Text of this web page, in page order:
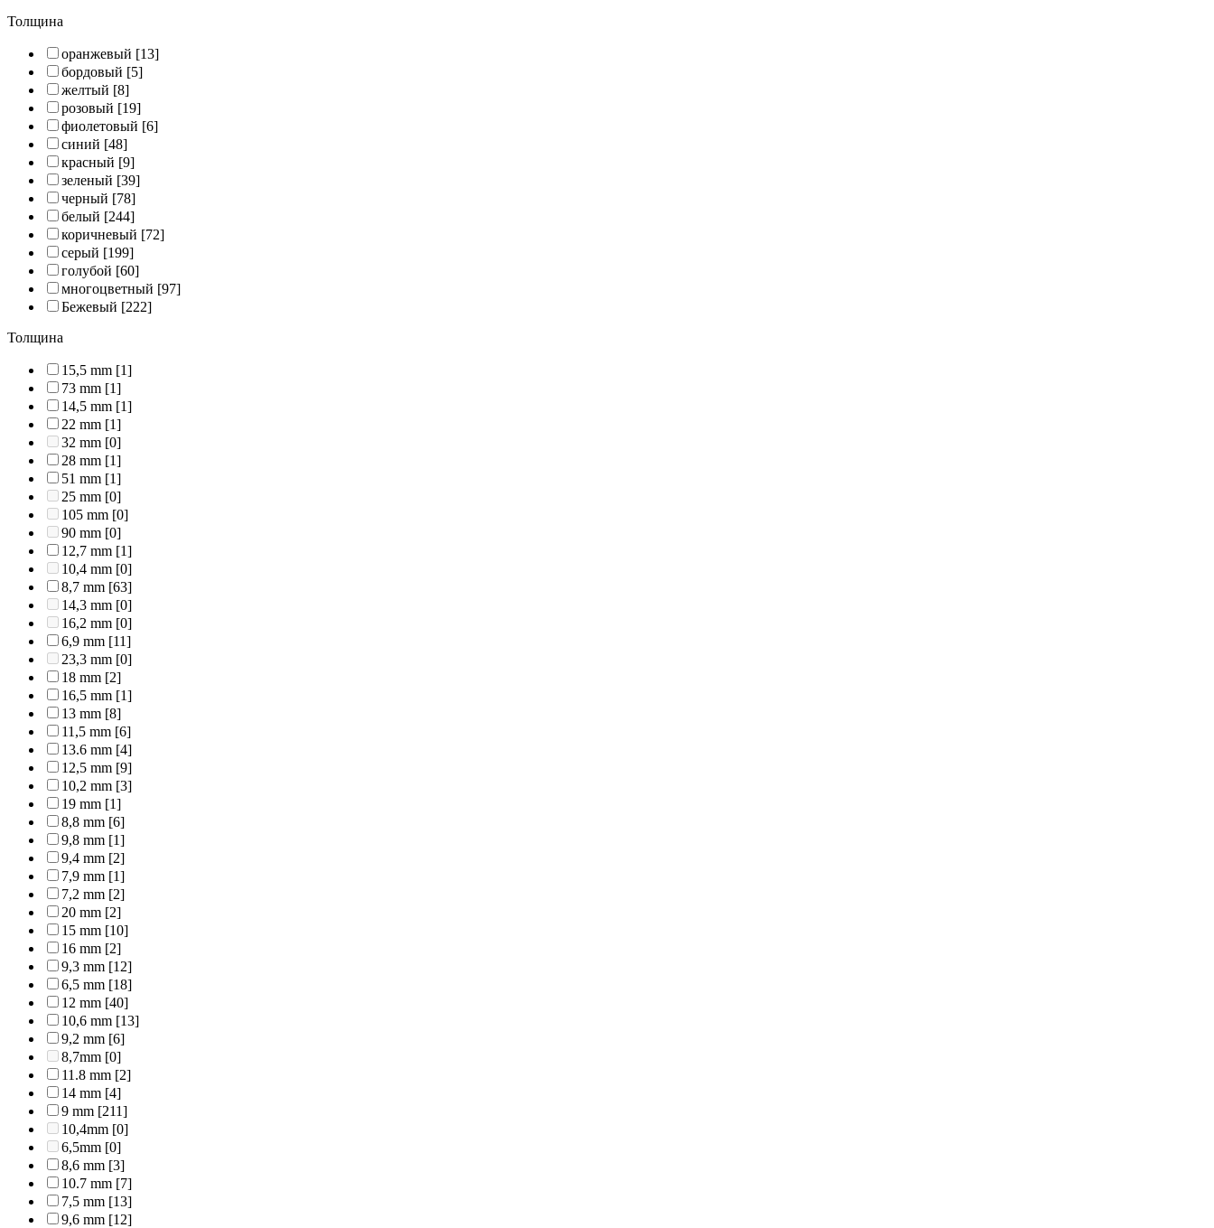
Толщина
оранжевый [13]
бордовый [5]
желтый [8]
розовый [19]
фиолетовый [6]
синий [48]
красный [9]
зеленый [39]
черный [78]
белый [244]
коричневый [72]
серый [199]
голубой [60]
многоцветный [97]
Бежевый [222]
Толщина
15,5 mm [1]
73 mm [1]
14,5 mm [1]
22 mm [1]
32 mm [0]
28 mm [1]
51 mm [1]
25 mm [0]
105 mm [0]
90 mm [0]
12,7 mm [1]
10,4 mm [0]
8,7 mm [63]
14,3 mm [0]
16,2 mm [0]
6,9 mm [11]
23,3 mm [0]
18 mm [2]
16,5 mm [1]
13 mm [8]
11,5 mm [6]
13.6 mm [4]
12,5 mm [9]
10,2 mm [3]
19 mm [1]
8,8 mm [6]
9,8 mm [1]
9,4 mm [2]
7,9 mm [1]
7,2 mm [2]
20 mm [2]
15 mm [10]
16 mm [2]
9,3 mm [12]
6,5 mm [18]
12 mm [40]
10,6 mm [13]
9,2 mm [6]
8,7mm [0]
11.8 mm [2]
14 mm [4]
9 mm [211]
10,4mm [0]
6,5mm [0]
8,6 mm [3]
10.7 mm [7]
7,5 mm [13]
9,6 mm [12]